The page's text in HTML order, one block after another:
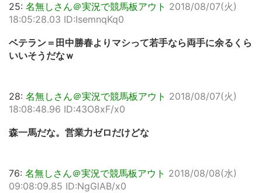
25: 名無しさん＠実況で競馬板アウト 2018/08/07(火)
18:05:28.03 ID:IsemnqKq0
ベテラン＝田中勝春よりマシって若手なら両手に余るくら
いいそうだなｗ
28: 名無しさん＠実況で競馬板アウト 2018/08/07(火)
18:08:48.96 ID:43O8xF/x0
森一馬だな。営業力ゼロだけどな
76: 名無しさん＠実況で競馬板アウト 2018/08/08(水)
09:08:09.85 ID:NgGlAB/x0